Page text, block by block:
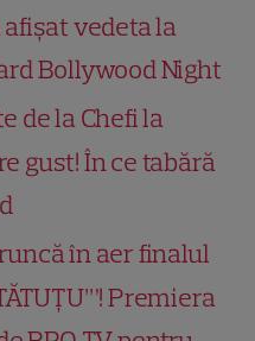
afișat vedeta la
Bollywood Night
de la Chefi la
gust! În ce tabără
în aer finalul
Premiera